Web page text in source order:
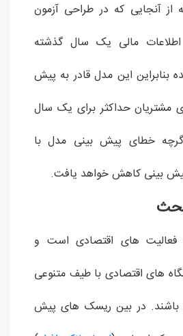
از آنجایی که در طراحی آزمون
مالی یک سال گذشته
بنابراین این مدل قادر به پیش
مشتریان حداکثر برای یک سال
خطای پیش بینی مدل با
بینی کاهش خواهد یافت.
فعالیت های اقتصادی است و
های اقتصادی با طیف متنوعی
باشند. در بین ریسک های پیش